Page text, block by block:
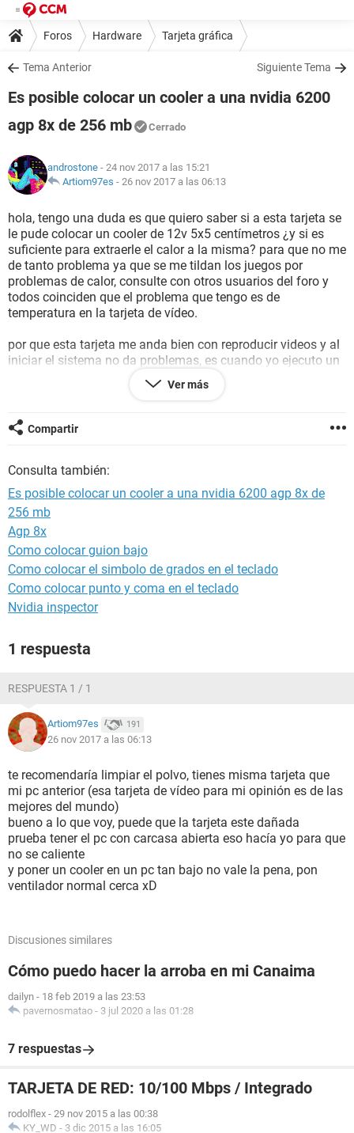
Foros Hardware Tarjeta gráfica
Tema Anterior Siguiente Tema
Es posible colocar un cooler a una nvidia 6200
agp 8x de 256 mb
Cerrado
androstone - 24 nov 2017 a las 15:21
Artiom97es - 26 nov 2017 a las 06:13
hola, tengo una duda es que quiero saber si a esta tarjeta se
le pude colocar un cooler de 12v 5x5 centímetros ¿y si es
suficiente para extraerle el calor a la misma? para que no me
de tanto problema ya que se me tildan los juegos por
problemas de calor, consulte con otros usuarios del foro y
todos coinciden que el problema que tengo es de
temperatura en la tarjeta de vídeo.
por que esta tarjeta me anda bien con reproducir videos y al
iniciar el sistema no da problemas, es cuando yo ejecuto un
juego pasan 10 min o menos y se me tilda y no queda mas
remedio que reiniciar el pc, mi pc es una asrock k7s41gx con
servipack 3 espero sus respuestas de antemano muchas
gracias!
Ver más
Compartir
Consulta también:
Es posible colocar un cooler a una nvidia 6200 agp 8x de
256 mb
Agp 8x
Como colocar guion bajo
Como colocar el simbolo de grados en el teclado
Como colocar punto y coma en el teclado
Nvidia inspector
1 respuesta
RESPUESTA 1 / 1
Artiom97es 191
26 nov 2017 a las 06:13
te recomendaría limpiar el polvo, tienes misma tarjeta que
mi pc anterior (esa tarjeta de vídeo para mi opinión es de las
mejores del mundo)
bueno a lo que voy, puede que la tarjeta este dañada
prueba tener el pc con carcasa abierta eso hacía yo para que
no se caliente
y poner un cooler en un pc tan bajo no vale la pena, pon
ventilador normal cerca xD
Discusiones similares
Cómo puedo hacer la arroba en mi Canaima
dailyn - 18 feb 2019 a las 23:53
pavernosmatao - 3 jul 2020 a las 01:28
7 respuestas
TARJETA DE RED: 10/100 Mbps / Integrado
rodolflex - 29 nov 2015 a las 00:38
KY_WD - 3 dic 2015 a las 16:05